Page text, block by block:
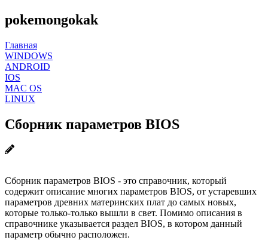
pokemongokak
Главная
WINDOWS
ANDROID
IOS
MAC OS
LINUX
Сборник параметров BIOS
Сборник параметров BIOS - это справочник, который
содержит описание многих параметров BIOS, от устаревших
параметров древних материнских плат до самых новых,
которые только-только вышли в свет. Помимо описания в
справочнике указывается раздел BIOS, в котором данный
параметр обычно расположен.